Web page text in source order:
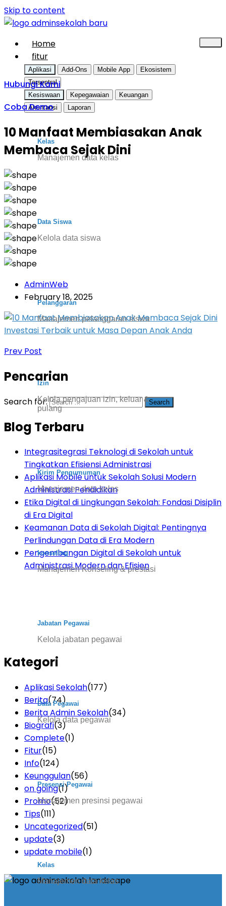
Skip to content
Home
fitur
Aplikasi Add-Ons Mobile App
Ekosistem
Tersentral
Kesiswaan
Kepegawaian
Keuangan
Akuntansi
Laporan
Kelas
Manajemen data kelas
Data Siswa
Kelola data siswa
Pelanggaran
Manajemen pelanggaran siswa
Izin
Kelola pengajuan izin, keluar &
pulang
Kirim Pengumuman
Manajemen data kelas
konseling
Manajemen Konseling & prestasi
Jabatan Pegawai
Kelola jabatan pegawai
Data Pegawai
Kelola data pegawai
Presensi Pegawai
Manajemen presinsi pegawai
Kelas
Manajemen data kelas
Hubungi Kami
Coba Demo
10 Manfaat Membiasakan Anak
Membaca Sejak Dini
AdminWeb
February 18, 2025
Prev Post
Pencarian
Search for:
Blog Terbaru
Integrasitegrasi Teknologi di Sekolah untuk
Tingkatkan Efisiensi Administrasi
Aplikasi Mobile untuk Sekolah Solusi Modern
Administrasi Pendidikan
Etika Digital di Lingkungan Sekolah: Fondasi Disiplin
di Era Digital
Keamanan Data di Sekolah Digital: Pentingnya
Perlindungan Data di Era Modern
Pengembangan Digital di Sekolah untuk
Administrasi Modern dan Efisien
Kategori
Aplikasi Sekolah(177)
Berita(74)
Berita Admin Sekolah(34)
Biografi(3)
Complete(1)
Fitur(15)
Info(124)
Keunggulan(56)
on going(1)
Promo(52)
Tips(111)
Uncategorized(51)
update(3)
update mobile(1)